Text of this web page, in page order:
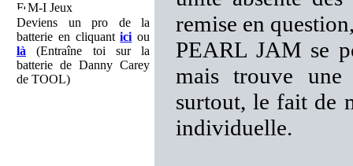
M-I Jeux
Deviens un pro de la
batterie en cliquantici ou
là (Entraîne toi sur la
batterie de Danny Carey
de TOOL)
remise en
PEARL JAM se
mais trouve
surtout, le fait de
individuelle.